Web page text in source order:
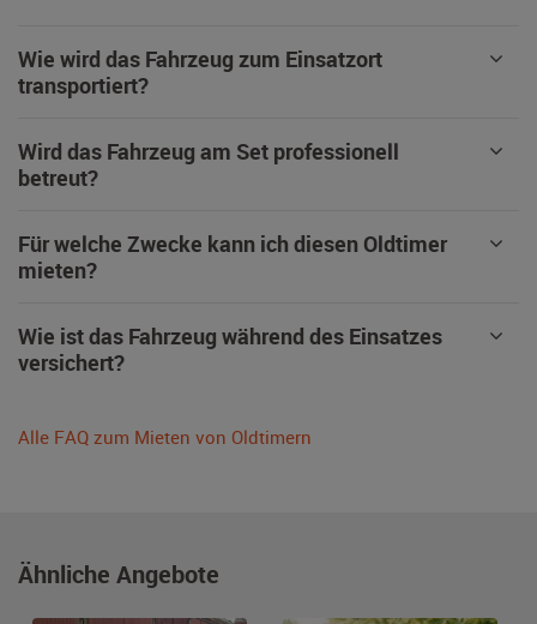
Wie wird das Fahrzeug zum Einsatzort
transportiert?
Wird das Fahrzeug am Set professionell
betreut?
Für welche Zwecke kann ich diesen Oldtimer
mieten?
Wie ist das Fahrzeug während des Einsatzes
versichert?
Alle FAQ zum Mieten von Oldtimern
Ähnliche Angebote